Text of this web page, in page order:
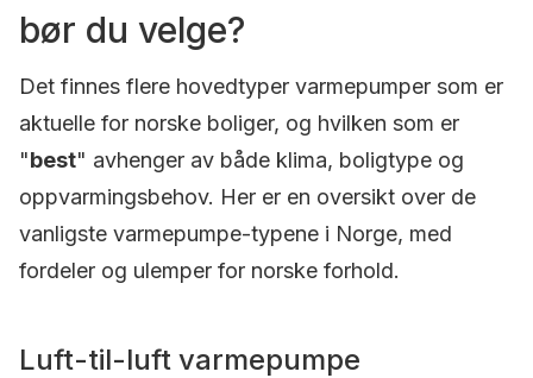
bør du velge?
Det finnes flere hovedtyper varmepumper som er
aktuelle for norske boliger, og hvilken som er
"best" avhenger av både klima, boligtype og
oppvarmingsbehov. Her er en oversikt over de
vanligste varmepumpe-typene i Norge, med
fordeler og ulemper for norske forhold.
Luft-til-luft varmepumpe